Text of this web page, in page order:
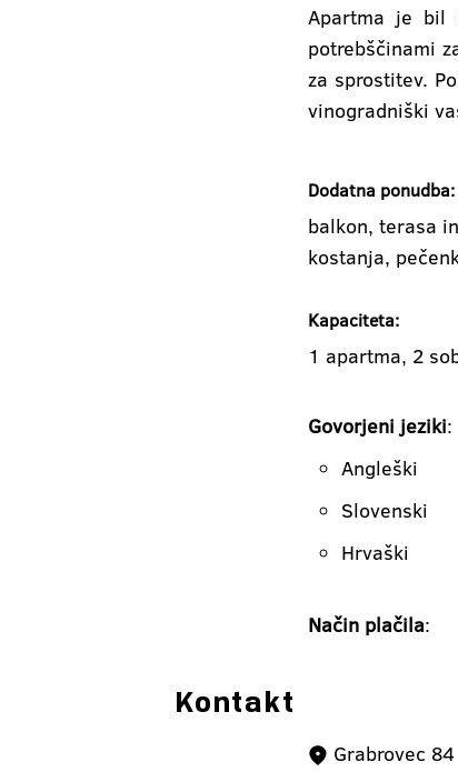
Apartma je bil
potrebščinami
za sprostitev.
vinogradniški
Dodatna ponudba:
balkon, terasa
kostanja,
Kapaciteta:
1 apartma, 2
Govorjeni jeziki:
Angleški
Slovenski
Hrvaški
Način plačila:
Kontakt
Grabrovec 84